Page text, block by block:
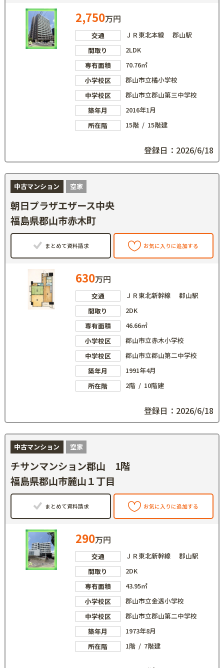
2,750万円
交通
ＪＲ東北本線 郡山駅
間取り
2LDK
専有面積
70.76㎡
小学校区
郡山市立橘小学校
中学校区
郡山市立郡山第三中学校
築年月
2016年1月
所在階
15階 / 15階建
登録日：2026/6/18
中古マンション 空家
朝日プラザエザース中央
福島県郡山市赤木町
まとめて資料請求 お気に入りに追加する
630万円
交通
ＪＲ東北新幹線 郡山駅
間取り
2DK
専有面積
46.66㎡
小学校区
郡山市立赤木小学校
中学校区
郡山市立郡山第二中学校
築年月
1991年4月
所在階
2階 / 10階建
登録日：2026/6/18
中古マンション 空家
チサンマンション郡山 1階
福島県郡山市麓山１丁目
まとめて資料請求 お気に入りに追加する
290万円
交通
ＪＲ東北新幹線 郡山駅
間取り
2DK
専有面積
43.95㎡
小学校区
郡山市立金透小学校
中学校区
郡山市立郡山第二中学校
築年月
1973年8月
所在階
1階 / 7階建